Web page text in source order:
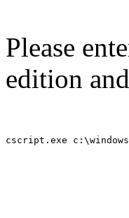
Please
edition
cscript.exe